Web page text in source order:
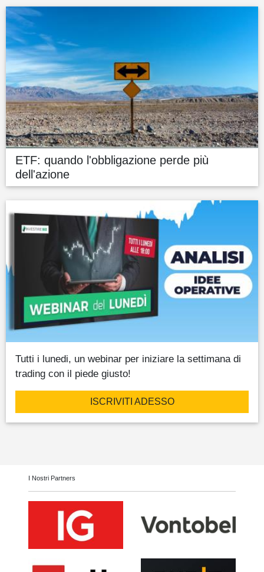
ETF: quando l'obbligazione perde più
dell'azione
Tutti i lunedi, un webinar per iniziare la settimana di
trading con il piede giusto!
ISCRIVITI ADESSO
I Nostri Partners